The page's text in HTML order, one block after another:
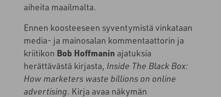
aiheita maailmalta.
Ennen koosteeseen syventymistä vinkataan
media- ja mainosalan kommentaattorin ja
kriitikon Bob Hoffmanin ajatuksia
herättävästä kirjasta, Inside The Black Box:
How marketers waste billions on online
advertising. Kirja avaa näkymän